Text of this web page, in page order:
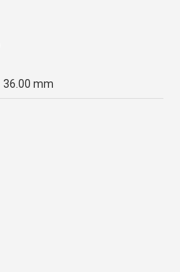
36.00 mm